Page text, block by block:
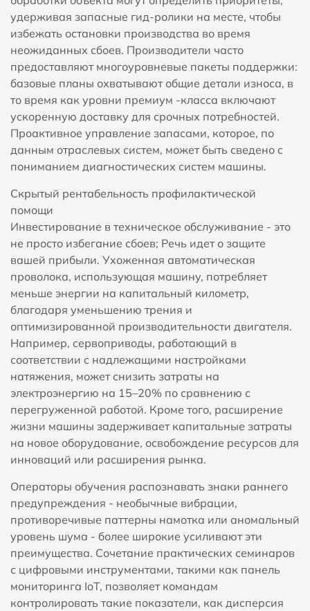
удерживая запасные гид-ролики на месте, чтобы
избежать остановки производства во время
неожиданных сбоев. Производители часто
предоставляют многоуровневые пакеты поддержки:
базовые планы охватывают общие детали износа, в
то время как уровни премиум -класса включают
ускоренную доставку для срочных потребностей.
Проактивное управление запасами, которое, по
данным отраслевых систем, может быть сведено с
пониманием диагностических систем машины.
Скрытый рентабельность профилактической
помощи
Инвестирование в техническое обслуживание - это
не просто избегание сбоев; Речь идет о защите
вашей прибыли. Ухоженная автоматическая
проволока, использующая машину, потребляет
меньше энергии на капитальный километр,
благодаря уменьшению трения и
оптимизированной производительности двигателя.
Например, сервоприводы, работающий в
соответствии с надлежащими настройками
натяжения, может снизить затраты на
электроэнергию на 15–20% по сравнению с
перегруженной работой. Кроме того, расширение
жизни машины задерживает капитальные затраты
на новое оборудование, освобождение ресурсов для
инноваций или расширения рынка.
Операторы обучения распознавать знаки раннего
предупреждения - необычные вибрации,
противоречивые паттерны намотка или аномальный
уровень шума - более широкие усиливают эти
преимущества. Сочетание практических семинаров
с цифровыми инструментами, такими как панель
мониторинга IoT, позволяет командам
контролировать такие показатели, как дисперсия